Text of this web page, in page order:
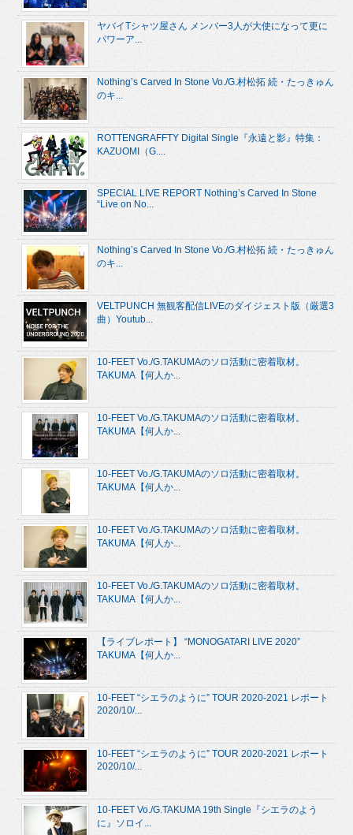
ヤバイTシャツ屋さん メンバー3人が大使になって更に
パワーア...
Nothing’s Carved In Stone Vo./G.村松拓 続・たっきゅん
のキ...
ROTTENGRAFFTY Digital Single『永遠と影』特集：
KAZUOMI（G....
SPECIAL LIVE REPORT Nothing’s Carved In Stone
“Live on No...
Nothing’s Carved In Stone Vo./G.村松拓 続・たっきゅん
のキ...
VELTPUNCH 無観客配信LIVEのダイジェスト版（厳選3
曲）Youtub...
10-FEET Vo./G.TAKUMAのソロ活動に密着取材。
TAKUMA【何人か...
10-FEET Vo./G.TAKUMAのソロ活動に密着取材。
TAKUMA【何人か...
10-FEET Vo./G.TAKUMAのソロ活動に密着取材。
TAKUMA【何人か...
10-FEET Vo./G.TAKUMAのソロ活動に密着取材。
TAKUMA【何人か...
10-FEET Vo./G.TAKUMAのソロ活動に密着取材。
TAKUMA【何人か...
【ライブレポート】 “MONOGATARI LIVE 2020”
TAKUMA【何人か...
10-FEET “シエラのように” TOUR 2020-2021 レポート
2020/10/...
10-FEET “シエラのように” TOUR 2020-2021 レポート
2020/10/...
10-FEET Vo./G.TAKUMA 19th Single『シエラのよう
に』ソロイ...